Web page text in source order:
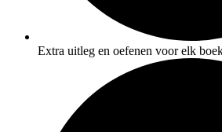
Extra uitleg en oefenen voor elk